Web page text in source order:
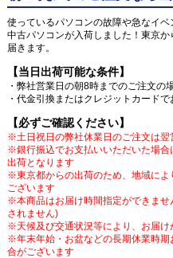
使っているパソコンの故障や急なイ
中古パソコンが入荷しました！東京
届きます。
【当日出荷可能な条件】
・弊社営業日の朝8時までのご注文の
・代金引換またはクレジットカード
【必ずご確認ください】
※土日祝日の弊社休業日のご注文は翌
※銀行振込でお支払いいただいた場
出荷となります
※東京都からの出荷のため、地域に
ございます
※本商品はお届け時間指定ができま
されません)
※天候及び交通状況等により、お届け
※年末年始・お盆などの長期休業時
合がございます